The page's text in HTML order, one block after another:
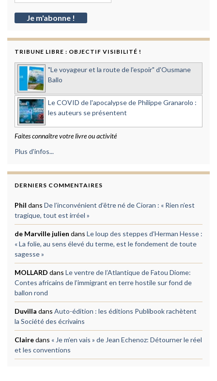
TRIBUNE LIBRE : OBJECTIF VISIBILITÉ !
"Le voyageur et la route de l'espoir" d'Ousmane
Ballo
Le COVID de l'apocalypse de Philippe Granarolo :
les auteurs se présentent
Faites connaître votre livre ou activité
Plus d'infos...
DERNIERS COMMENTAIRES
Phil dans De l’inconvénient d’être né de Cioran : « Rien n’est
tragique, tout est irréel »
de Marville julien dans Le loup des steppes d’Herman Hesse :
« La folie, au sens élevé du terme, est le fondement de toute
sagesse »
MOLLARD dans Le ventre de l’Atlantique de Fatou Diome:
Contes africains de l’immigrant en terre hostile sur fond de
ballon rond
Duvilla dans Auto-édition : les éditions Publibook rachètent
la Société des écrivains
Clairedans « Je m’en vais » de Jean Echenoz: Détourner le réel
et les conventions